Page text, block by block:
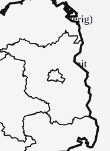
bettlägerig)
nein, unklar) mit
Pflegekasse,